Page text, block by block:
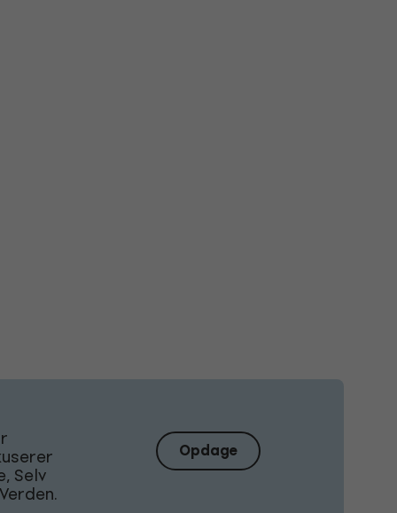
Selv
Opdage